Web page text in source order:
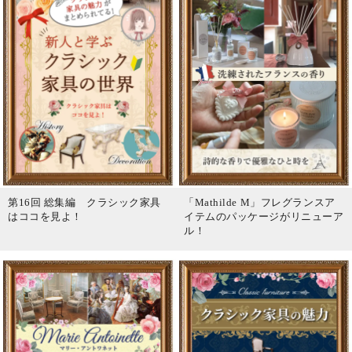
第16回 総集編 クラシック家具
はココを見よ！
「Mathilde M」フレグランスア
イテムのパッケージがリニューア
ル！